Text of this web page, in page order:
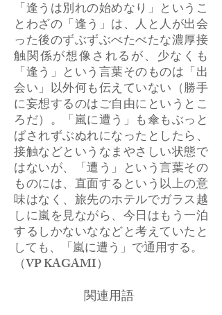
「逢うは別れの始めなり」というこ
とわざの「逢う」は、人と人が出会
った後のずぶずぶべたべたな濃厚接
触関係が想像されるが、少なくも
「逢う」という言葉そのものは「出
会い」以外何も伝えていない（勝手
に妄想するのはご自由にというとこ
ろだ）。「嵐に遭う」も傘もぶっと
ばされずぶぬれになったとしたら、
接触などというなまやさしい状態で
はないが、「遭う」という言葉その
ものには、直面するという以上の意
味はなく、旅先のホテルでガラス越
しに嵐を見ながら、今日はもう一泊
するしかないななどと考えていたと
しても、「嵐に遭う」で通用する。
​（VP KAGAMI）
関連用語